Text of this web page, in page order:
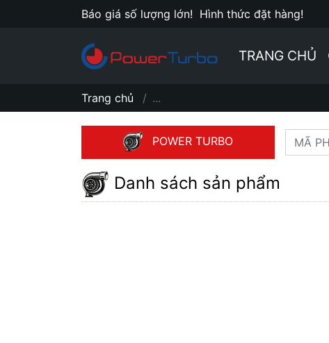
Báo giá số lượng lớn! Hình thức đặt hàng!
TRANG CHỦ
Trang chủ ...
POWER TURBO
Danh sách sản phẩm